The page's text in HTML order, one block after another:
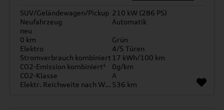
SUV/Geländewagen/Pickup 210 kW (286 PS)
Neufahrzeug
Automatik
neu
0 km
Grün
Elektro
4/5 Türen
Stromverbrauch kombiniert 17 kWh/100 km
CO2-Emission kombiniert¹
0g/km
CO2-Klasse
A
Elektr. Reichweite nach WLTP* 536 km